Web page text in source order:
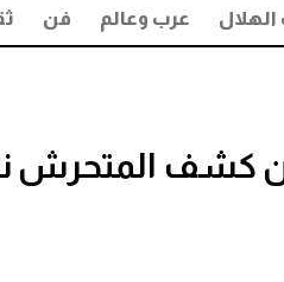
عرب وعالم فن
كشف المتحرش